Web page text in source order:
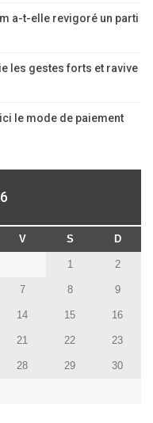
a-t-elle revigoré un parti
les gestes forts et ravive
le mode de paiement
V S D
1 2
7 8 9
14 15 16
21 22 23
28 29 30